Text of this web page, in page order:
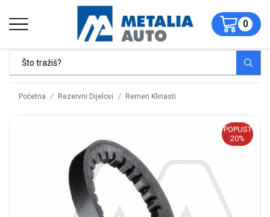
0
Početna / Rezervni Dijelovi / Remen Klinasti
POPUST
20%